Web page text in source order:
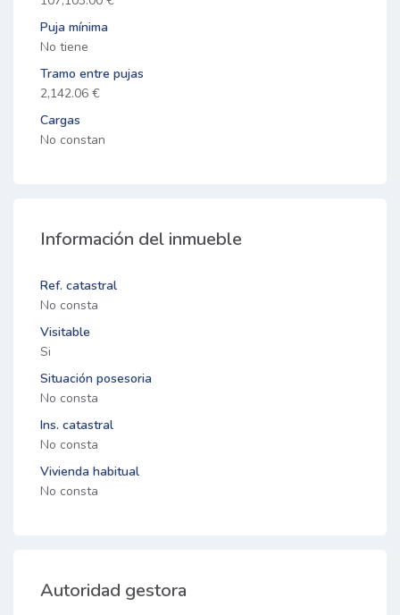
Puja mínima
No tiene
Tramo entre pujas
2,142.06 €
Cargas
No constan
Información del inmueble
Ref. catastral
No consta
Visitable
Si
Situación posesoria
No consta
Ins. catastral
No consta
Vivienda habitual
No consta
Autoridad gestora